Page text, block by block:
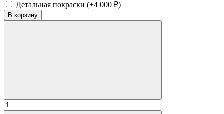
Детальная покраски (+4 000 ₽)
В корзину